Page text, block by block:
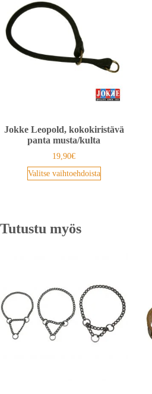
Jokke Leopold, kokokiristävä
panta musta/kulta
19,90€
Valitse vaihtoehdoista
Tutustu myös